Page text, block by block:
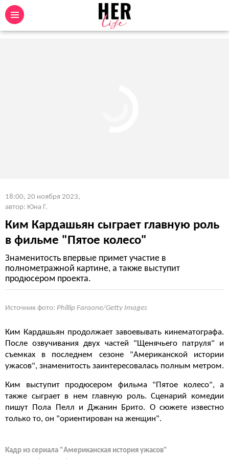
18:00, 20 ноября 2023,
автор: Юна Г.
Ким Кардашьян сыграет главную роль
в фильме "Пятое колесо"
Знаменитость впервые примет участие в
полнометражной картине, а также выступит
продюсером проекта.
Источник фото: Phillip Faraone/Getty Images
Ким Кардашьян продолжает завоевывать кинематографа.
После озвучивания двух частей "Щенячьего патруля" и
съемках в последнем сезоне "Американской истории
ужасов", знаменитость заинтересовалась полным метром.
Ким выступит продюсером фильма "Пятое колесо", а
также сыграет в нем главную роль. Сценарий комедии
пишут Пола Пелл и Джанин Брито. О сюжете известно
только то, он "ориентирован на женщин".
Кадр из сериала "Американская история ужасов"